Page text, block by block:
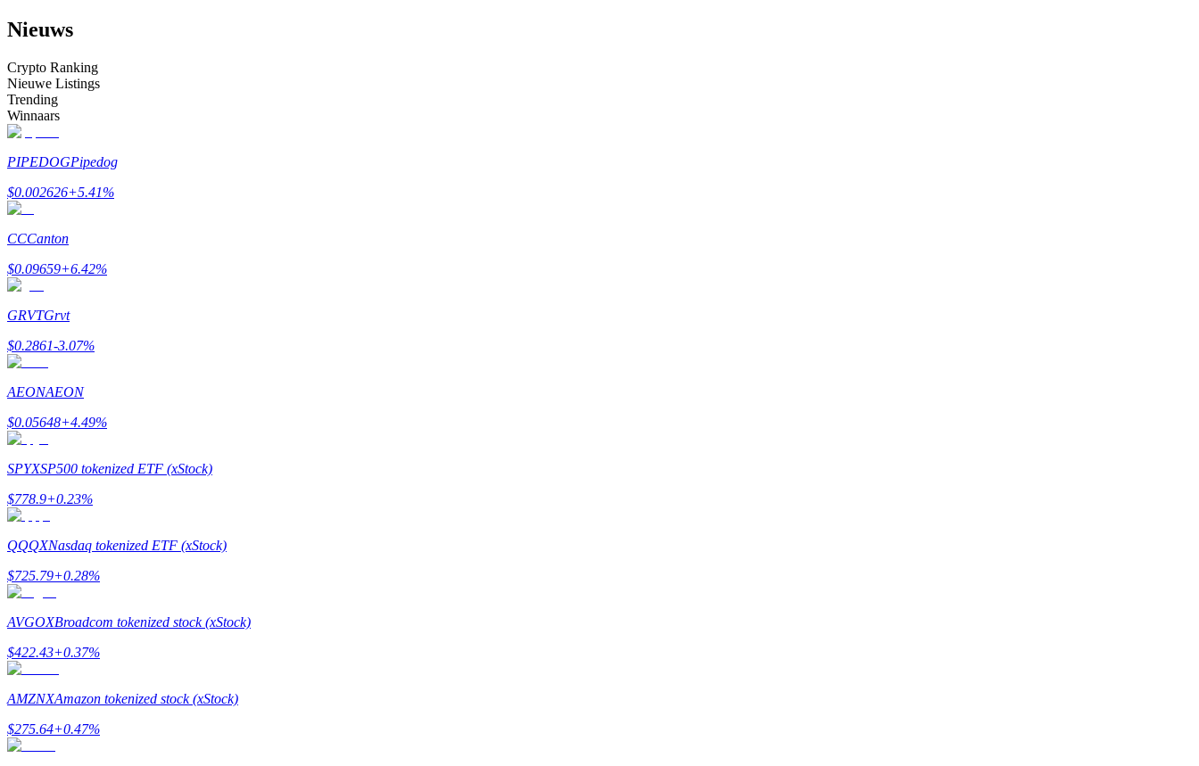
Kopiëren Handel
Sluit je aan bij top traders
Informatie
Big data-analyse inclusief handelsinformatie, enz.
Gids
Futures-startgids
Nieuws
Crypto Ranking
Nieuwe Listings
Trending
Winnaars
PIPEDOGPipedog
$0.002626+5.41%
CCCanton
$0.09659+6.42%
GRVTGrvt
$0.2861-3.07%
AEONAEON
$0.05648+4.49%
SPYXSP500 tokenized ETF (xStock)
$778.9+0.23%
QQQXNasdaq tokenized ETF (xStock)
$725.79+0.28%
AVGOXBroadcom tokenized stock (xStock)
$422.43+0.37%
AMZNXAmazon tokenized stock (xStock)
$275.64+0.47%